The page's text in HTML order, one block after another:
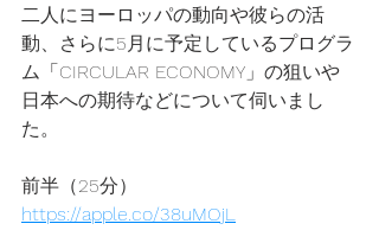
二人にヨーロッパの動向や彼らの活
動、さらに5月に予定しているプログラ
ム「CIRCULAR ECONOMY」の狙いや
日本への期待などについて伺いまし
た。
前半（25分）
https://apple.co/38uMOjL